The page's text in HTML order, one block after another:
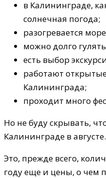
в Калининграде,
солнечная погода;
разогревается
можно долго
есть выбор
работают
Калининграда;
проходит много
Но не буду скрывать,
Калининграде в августе.
Это, прежде всего,
году еще и цены, о чем